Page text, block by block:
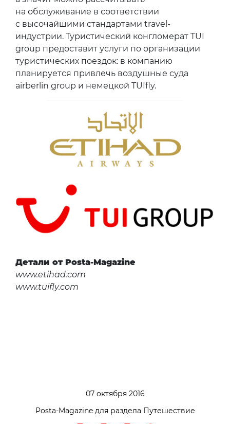
на обслуживание в соответствии
с высочайшими стандартами travel-
индустрии. Туристический конгломерат TUI
group предоставит услуги по организации
туристических поездок: в компанию
планируется привлечь воздушные суда
airberlin group и немецкой TUIfly.
Детали от Posta-Magazine
www.etihad.com
www.tuifly.com
07 октября 2016
Posta-Magazine для раздела Путешествие